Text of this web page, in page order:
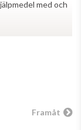
med och
Framåt